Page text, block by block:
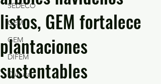
SEDECO
GEM
GEM
DIFEM
Cultura
listos, GEM fortalece
plantaciones
sustentables